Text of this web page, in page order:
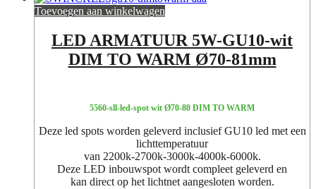
Toevoegen aan winkelwagen
LED ARMATUUR 5W-GU10-wit
DIM TO WARM Ø70-81mm
5560-sll-led-spot wit Ø70-80 DIM TO WARM
Deze led spots worden geleverd inclusief GU10 led met een
lichttemperatuur
van 2200k-2700k-3000k-4000k-6000k.
Deze LED inbouwspot wordt compleet geleverd en
kan direct op het lichtnet aangesloten worden.